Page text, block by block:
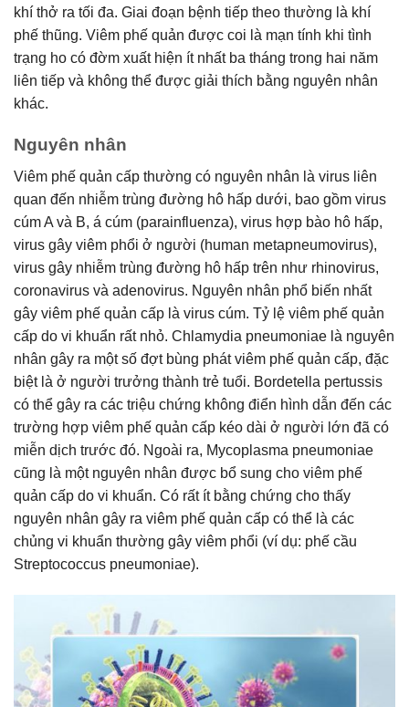
khí thở ra tối đa. Giai đoạn bệnh tiếp theo thường là khí
phế thũng. Viêm phế quản được coi là mạn tính khi tình
trạng ho có đờm xuất hiện ít nhất ba tháng trong hai năm
liên tiếp và không thể được giải thích bằng nguyên nhân
khác.
Nguyên nhân
Viêm phế quản cấp thường có nguyên nhân là virus liên
quan đến nhiễm trùng đường hô hấp dưới, bao gồm virus
cúm A và B, á cúm (parainfluenza), virus hợp bào hô hấp,
virus gây viêm phổi ở người (human metapneumovirus),
virus gây nhiễm trùng đường hô hấp trên như rhinovirus,
coronavirus và adenovirus. Nguyên nhân phổ biến nhất
gây viêm phế quản cấp là virus cúm. Tỷ lệ viêm phế quản
cấp do vi khuẩn rất nhỏ. Chlamydia pneumoniae là nguyên
nhân gây ra một số đợt bùng phát viêm phế quản cấp, đặc
biệt là ở người trưởng thành trẻ tuổi. Bordetella pertussis
có thể gây ra các triệu chứng không điển hình dẫn đến các
trường hợp viêm phế quản cấp kéo dài ở người lớn đã có
miễn dịch trước đó. Ngoài ra, Mycoplasma pneumoniae
cũng là một nguyên nhân được bổ sung cho viêm phế
quản cấp do vi khuẩn. Có rất ít bằng chứng cho thấy
nguyên nhân gây ra viêm phế quản cấp có thể là các
chủng vi khuẩn thường gây viêm phổi (ví dụ: phế cầu
Streptococcus pneumoniae).